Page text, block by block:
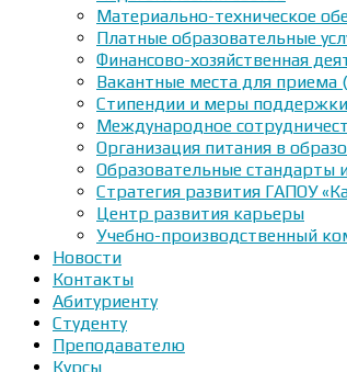
Материально-техническое
Платные образовательные
Финансово-хозяйственная
Вакантные места для приема
Стипендии и меры
Международное
Организация питания в
Образовательные стандарты
Стратегия развития ГАПОУ
Центр развития карьеры
Учебно-производственный
Новости
Контакты
Абитуриенту
Студенту
Преподавателю
Курсы